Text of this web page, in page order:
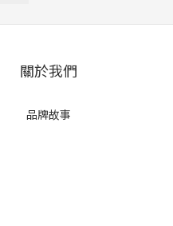
關於我們
品牌故事